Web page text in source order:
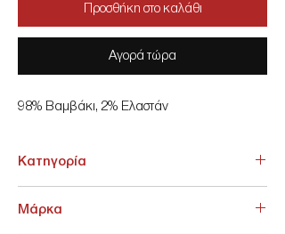
Προσθήκη στο καλάθι
Αγορά τώρα
98% Βαμβάκι, 2% Ελαστάν
Κατηγορία
Μάρκα